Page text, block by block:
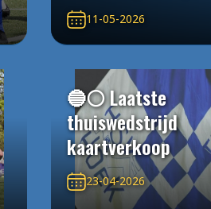
11-05-2026
🔵⚪️ Laatste
thuiswedstrijd
kaartverkoop
23-04-2026